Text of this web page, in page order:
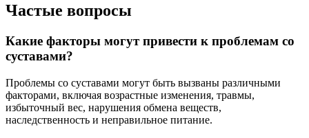
Частые вопросы
Какие факторы могут привести к проблемам со
суставами?
Проблемы со суставами могут быть вызваны различными
факторами, включая возрастные изменения, травмы,
избыточный вес, нарушения обмена веществ,
наследственность и неправильное питание.